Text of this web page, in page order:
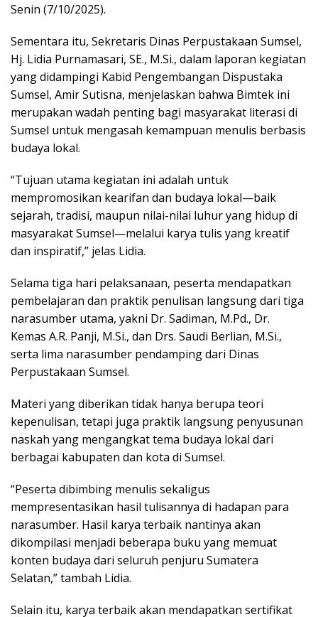
Senin (7/10/2025).
Sementara itu, Sekretaris Dinas Perpustakaan Sumsel,
Hj. Lidia Purnamasari, SE., M.Si., dalam laporan kegiatan
yang didampingi Kabid Pengembangan Dispustaka
Sumsel, Amir Sutisna, menjelaskan bahwa Bimtek ini
merupakan wadah penting bagi masyarakat literasi di
Sumsel untuk mengasah kemampuan menulis berbasis
budaya lokal.
“Tujuan utama kegiatan ini adalah untuk
mempromosikan kearifan dan budaya lokal—baik
sejarah, tradisi, maupun nilai-nilai luhur yang hidup di
masyarakat Sumsel—melalui karya tulis yang kreatif
dan inspiratif,” jelas Lidia.
Selama tiga hari pelaksanaan, peserta mendapatkan
pembelajaran dan praktik penulisan langsung dari tiga
narasumber utama, yakni Dr. Sadiman, M.Pd., Dr.
Kemas A.R. Panji, M.Si., dan Drs. Saudi Berlian, M.Si.,
serta lima narasumber pendamping dari Dinas
Perpustakaan Sumsel.
Materi yang diberikan tidak hanya berupa teori
kepenulisan, tetapi juga praktik langsung penyusunan
naskah yang mengangkat tema budaya lokal dari
berbagai kabupaten dan kota di Sumsel.
“Peserta dibimbing menulis sekaligus
mempresentasikan hasil tulisannya di hadapan para
narasumber. Hasil karya terbaik nantinya akan
dikompilasi menjadi beberapa buku yang memuat
konten budaya dari seluruh penjuru Sumatera
Selatan,” tambah Lidia.
Selain itu, karya terbaik akan mendapatkan sertifikat